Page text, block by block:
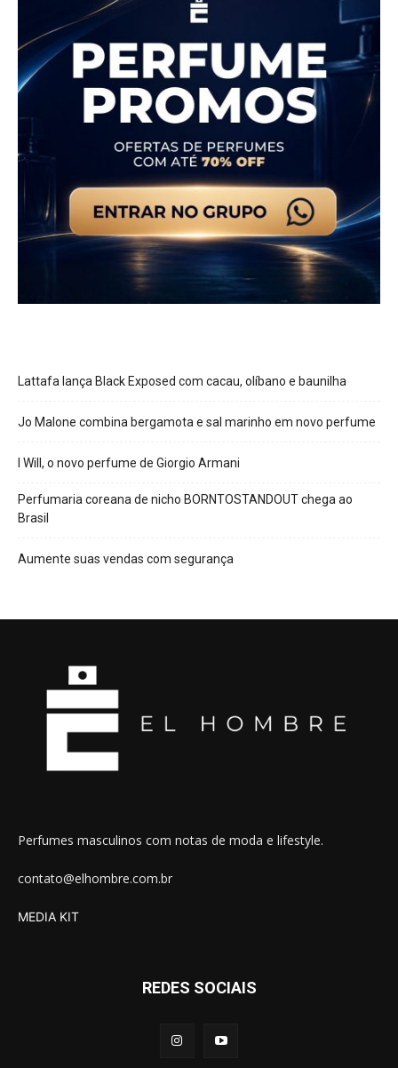
Lattafa lança Black Exposed com cacau, olíbano e baunilha
Jo Malone combina bergamota e sal marinho em novo perfume
I Will, o novo perfume de Giorgio Armani
Perfumaria coreana de nicho BORNTOSTANDOUT chega ao
Brasil
Aumente suas vendas com segurança
Perfumes masculinos com notas de moda e lifestyle.
contato@elhombre.com.br
MEDIA KIT
REDES SOCIAIS